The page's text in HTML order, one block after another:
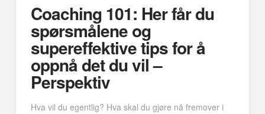
Coaching 101: Her får du
spørsmålene og
supereffektive tips for å
oppnå det du vil –
Perspektiv
Hva vil du egentlig? Hva skal du gjøre nå fremover i